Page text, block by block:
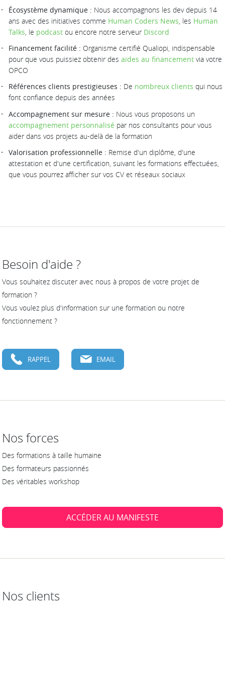
Écosystème dynamique : Nous accompagnons les dev depuis 14
ans avec des initiatives comme Human Coders News , les Human
Talks , le podcast ou encore notre serveur Discord
Financement facilité : Organisme certifié Qualiopi, indispensable
pour que vous puissiez obtenir des aides au financement via votre
OPCO
Références clients prestigieuses : De nombreux clients qui nous
font confiance depuis des années
Accompagnement sur mesure : Nous vous proposons un
accompagnement personnalisé par nos consultants pour vous
aider dans vos projets au-delà de la formation
Valorisation professionnelle : Remise d'un diplôme, d'une
attestation et d'une certification, suivant les formations effectuées,
que vous pourrez afficher sur vos CV et réseaux sociaux
Besoin d'aide ?
Vous souhaitez discuter avec nous à propos de votre projet de
formation ?
Vous voulez plus d'information sur une formation ou notre
fonctionnement ?
RAPPEL EMAIL
Nos forces
Des formations à taille humaine
Des formateurs passionnés
Des véritables workshop
ACCÉDER AU MANIFESTE
Nos clients